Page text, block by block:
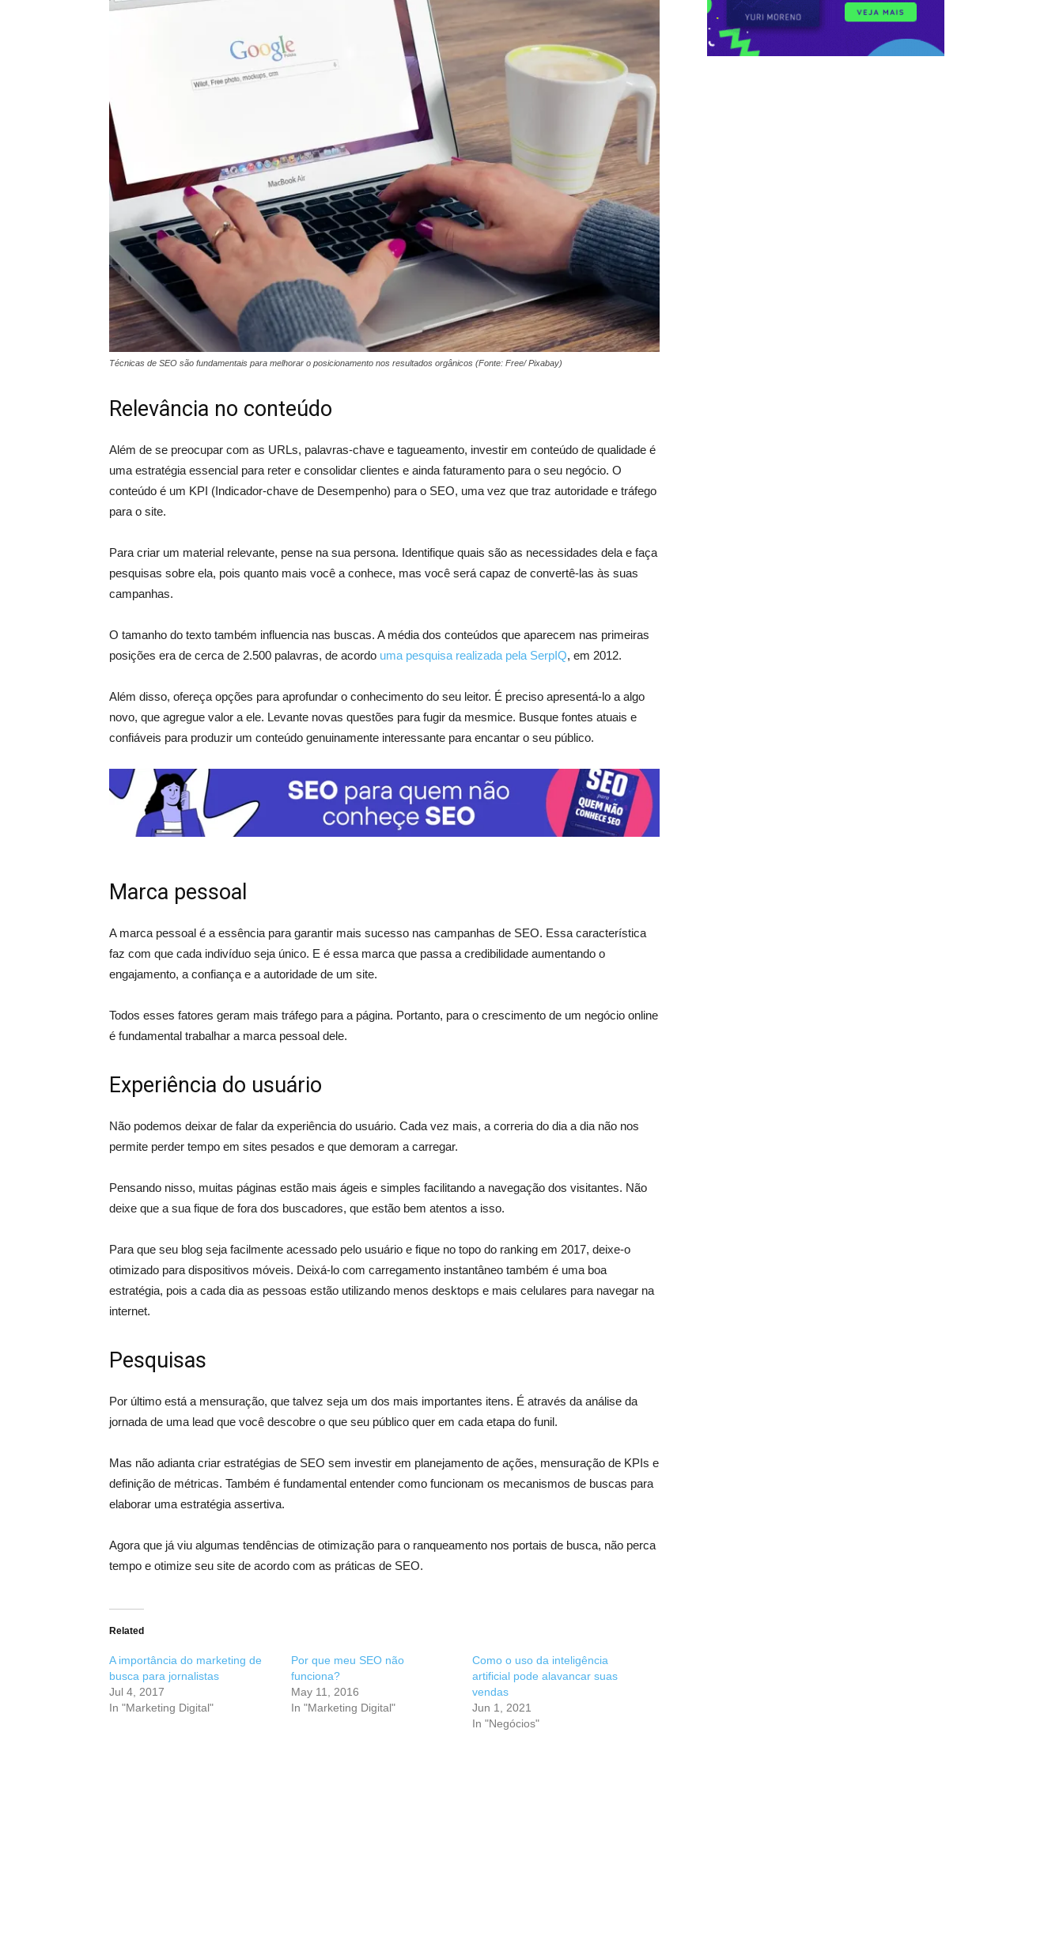
Técnicas de SEO são fundamentais para melhorar o posicionamento nos resultados orgânicos (Fonte: Free/ Pixabay)
Relevância no conteúdo
Além de se preocupar com as URLs, palavras-chave e tagueamento, investir em conteúdo de qualidade é
uma estratégia essencial para reter e consolidar clientes e ainda faturamento para o seu negócio. O
conteúdo é um KPI (Indicador-chave de Desempenho) para o SEO, uma vez que traz autoridade e tráfego
para o site.
Para criar um material relevante, pense na sua persona. Identifique quais são as necessidades dela e faça
pesquisas sobre ela, pois quanto mais você a conhece, mas você será capaz de convertê-las às suas
campanhas.
O tamanho do texto também influencia nas buscas. A média dos conteúdos que aparecem nas primeiras
posições era de cerca de 2.500 palavras, de acordo uma pesquisa realizada pela SerpIQ, em 2012.
Além disso, ofereça opções para aprofundar o conhecimento do seu leitor. É preciso apresentá-lo a algo
novo, que agregue valor a ele. Levante novas questões para fugir da mesmice. Busque fontes atuais e
confiáveis para produzir um conteúdo genuinamente interessante para encantar o seu público.
Marca pessoal
A marca pessoal é a essência para garantir mais sucesso nas campanhas de SEO. Essa característica
faz com que cada indivíduo seja único. E é essa marca que passa a credibilidade aumentando o
engajamento, a confiança e a autoridade de um site.
Todos esses fatores geram mais tráfego para a página. Portanto, para o crescimento de um negócio online
é fundamental trabalhar a marca pessoal dele.
Experiência do usuário
Não podemos deixar de falar da experiência do usuário. Cada vez mais, a correria do dia a dia não nos
permite perder tempo em sites pesados e que demoram a carregar.
Pensando nisso, muitas páginas estão mais ágeis e simples facilitando a navegação dos visitantes. Não
deixe que a sua fique de fora dos buscadores, que estão bem atentos a isso.
Para que seu blog seja facilmente acessado pelo usuário e fique no topo do ranking em 2017, deixe-o
otimizado para dispositivos móveis. Deixá-lo com carregamento instantâneo também é uma boa
estratégia, pois a cada dia as pessoas estão utilizando menos desktops e mais celulares para navegar na
internet.
Pesquisas
Por último está a mensuração, que talvez seja um dos mais importantes itens. É através da análise da
jornada de uma lead que você descobre o que seu público quer em cada etapa do funil.
Mas não adianta criar estratégias de SEO sem investir em planejamento de ações, mensuração de KPIs e
definição de métricas. Também é fundamental entender como funcionam os mecanismos de buscas para
elaborar uma estratégia assertiva.
Agora que já viu algumas tendências de otimização para o ranqueamento nos portais de busca, não perca
tempo e otimize seu site de acordo com as práticas de SEO.
Related
A importância do marketing de
busca para jornalistas
Jul 4, 2017
In "Marketing Digital"
Por que meu SEO não
funciona?
May 11, 2016
In "Marketing Digital"
Como o uso da inteligência
artificial pode alavancar suas
vendas
Jun 1, 2021
In "Negócios"